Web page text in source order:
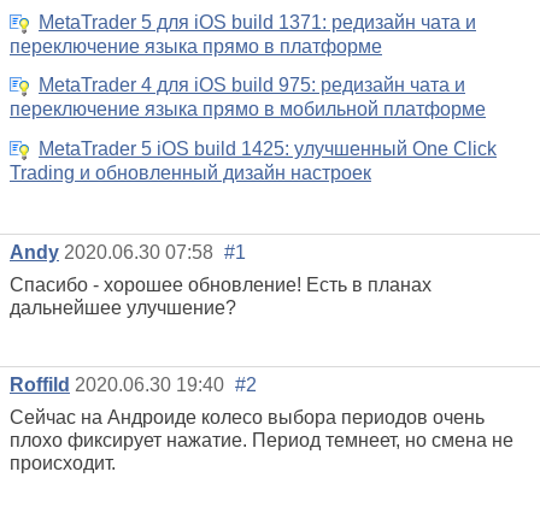
MetaTrader 5 для iOS build 1371: редизайн чата и
переключение языка прямо в платформе
MetaTrader 4 для iOS build 975: редизайн чата и
переключение языка прямо в мобильной платформе
MetaTrader 5 iOS build 1425: улучшенный One Click
Trading и обновленный дизайн настроек
Andy 2020.06.30 07:58 #1
Спасибо - хорошее обновление! Есть в планах
дальнейшее улучшение?
Roffild 2020.06.30 19:40 #2
Сейчас на Андроиде колесо выбора периодов очень
плохо фиксирует нажатие. Период темнеет, но смена не
происходит.